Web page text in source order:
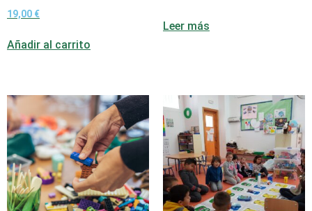
19,00 €
Añadir al carrito
Leer más